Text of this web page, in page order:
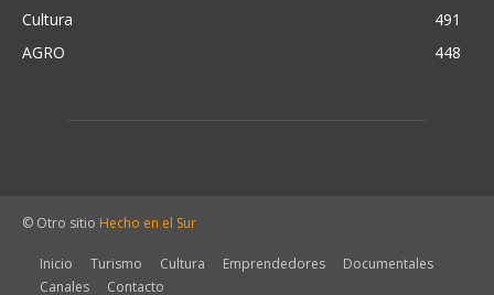
Cultura
491
AGRO
448
© Otro sitio Hecho en el Sur
Inicio Turismo Cultura Emprendedores
Documentales
Canales
Contacto